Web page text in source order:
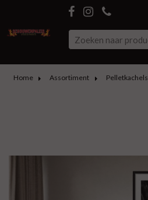
Home Assortiment Pelletkachels